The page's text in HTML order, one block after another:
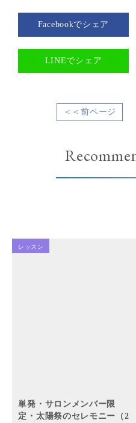
Facebookでシェア
LINEでシェア
＜＜前ページ
レッスン
単発・サロンメンバー限
定・太陽祭のセレモニー（2